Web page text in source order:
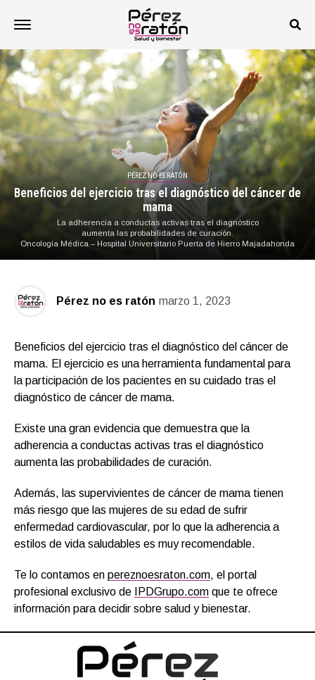
PÉREZ NO ES RATÓN
Beneficios del ejercicio tras el diagnóstico del cáncer de
mama
La adherencia a conductas activas tras el diagnóstico
aumenta las probabilidades de curación.
Oncología Médica – Hospital Universitario Puerta de Hierro Majadahonda
Pérez no es ratón marzo 1, 2023
Beneficios del ejercicio tras el diagnóstico del cáncer de
mama. El ejercicio es una herramienta fundamental para
la participación de los pacientes en su cuidado tras el
diagnóstico de cáncer de mama.
Existe una gran evidencia que demuestra que la
adherencia a conductas activas tras el diagnóstico
aumenta las probabilidades de curación.
Además, las supervivientes de cáncer de mama tienen
más riesgo que las mujeres de su edad de sufrir
enfermedad cardiovascular, por lo que la adherencia a
estilos de vida saludables es muy recomendable.
Te lo contamos en pereznoesraton.com, el portal
profesional exclusivo de
IPDGrupo.com que te ofrece
información para decidir sobre salud y bienestar.